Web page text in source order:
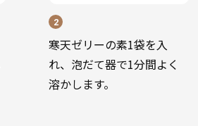
2
寒天ゼリーの素1袋を入
れ、泡だて器で1分間よく
溶かします。